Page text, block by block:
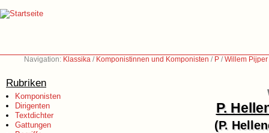
Navigation: Klassika / Komponistinnen und Komponisten / P /Willem
Rubriken
Komponisten
Dirigenten
Textdichter
Gattungen
P.
(P.